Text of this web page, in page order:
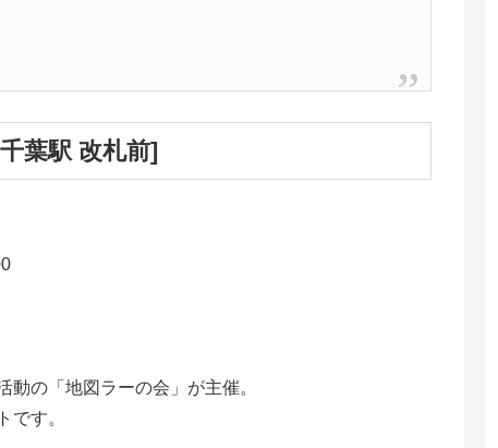
葉駅 改札前]
の「地図ラーの会」が主催。
です。